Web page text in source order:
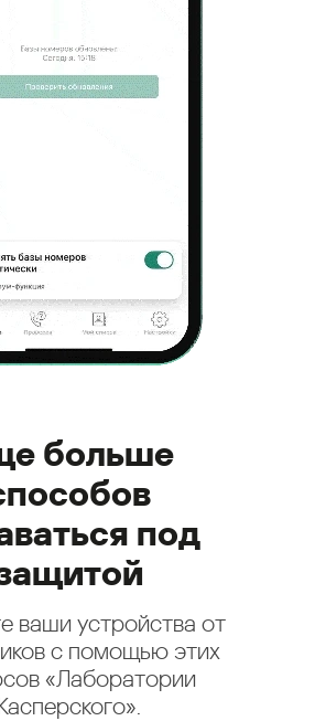
больше
под
ваши устройства от
с помощью этих
«Лаборатории